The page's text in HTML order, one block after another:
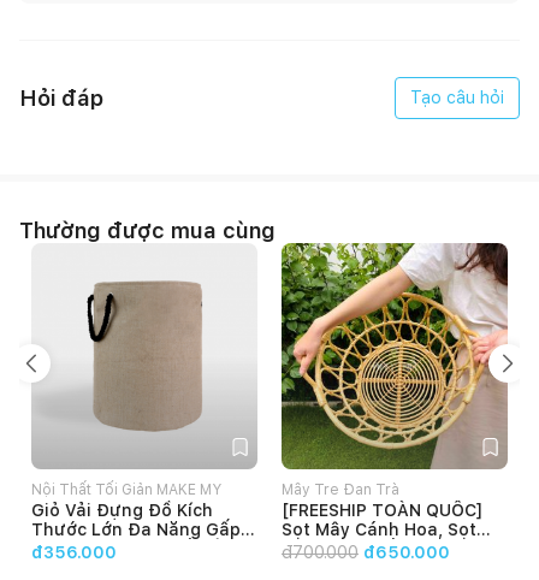
- Kích thước: 1000*600*2200
Hỏi đáp Tạo câu hỏi
Thường được mua cùng
Nội Thất Tối Giản MAKE MY
HOME
Giỏ Vải Đựng Đồ Kích
Thước Lớn Đa Năng Gấp
Gọn, Túi Đựng Quần Áo
đ356.000
Mây Tre Đan Trà
[FREESHIP TOÀN QUỐC]
Sọt Mây Cánh Hoa, Sọt
Mây Đựng Đồ, Decor Nhà -
đ700.000 đ650.000